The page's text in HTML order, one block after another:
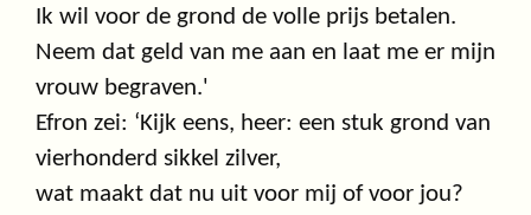
Ik wil voor de grond de volle prijs betalen.
Neem dat geld van me aan en laat me er mijn
vrouw begraven.'
Efron zei: ‘Kijk eens, heer: een stuk grond van
vierhonderd sikkel zilver,
wat maakt dat nu uit voor mij of voor jou?